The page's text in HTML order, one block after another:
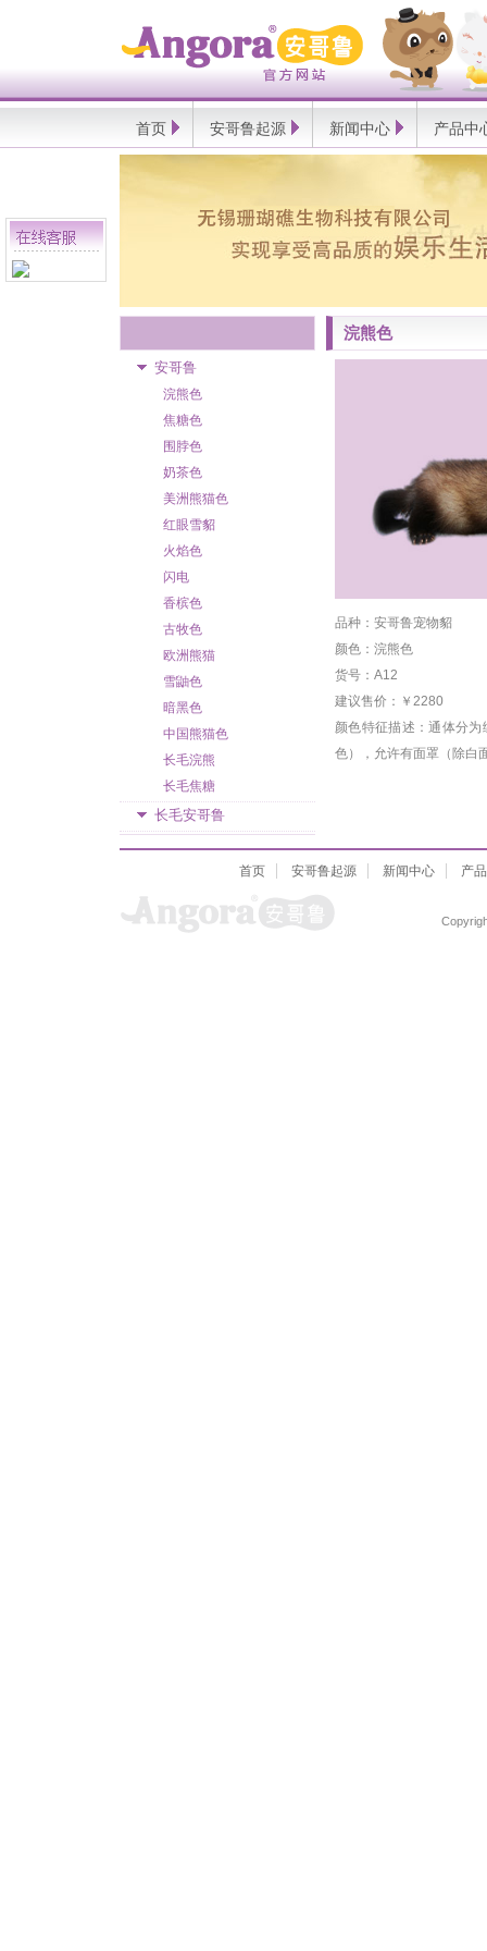
安
哥
鲁
官
方
网
站
首页 安哥鲁起源 新闻中心 产品中
安哥鲁
浣熊色
焦糖色
围脖色
奶茶色
美洲熊猫色
红眼雪貂
火焰色
闪电
香槟色
古牧色
欧洲熊猫
雪鼬色
暗黑色
中国熊猫色
长毛浣熊
长毛焦糖
长毛安哥鲁
浣熊色
品种：安哥鲁宠物貂
颜色：浣熊色
货号：A12
建议售价：￥2280
颜色特征描述：通体分
色），允许有面罩（除白
首页 安哥鲁起源 新闻中心 产